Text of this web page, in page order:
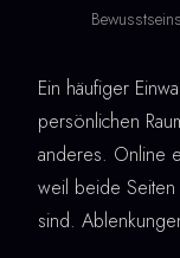
Ein häufiger
persönlichen
anderes. Online
weil beide
sind.